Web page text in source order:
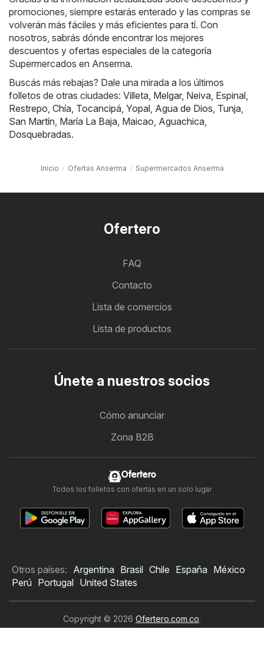
promociones, siempre estarás enterado y las compras se
volverán más fáciles y más eficientes para tí. Con
nosotros, sabrás dónde encontrar los mejores
descuentos y ofertas especiales de la categoría
Supermercados en Anserma.
Buscás más rebajas? Dale una mirada a los últimos
folletos de otras ciudades: Villeta Melgar, Neiva Espinal
Restrepo Chía Tocancipá Yopal Agua de Dios Tunja
San Martín María La Baja Maicao Aguachica
Dosquebradas.
Inicio Ofertas Anserma Supermercados Anserma
Ofertero
FAQ
Contacto
Lista de comercios
Lista de productos
Únete a nuestros socios
Cómo anunciar
Zona B2B
Ofertero
Todos los folletos con ofertas en un solo lugar
Otros países: Argentina Brasil Chile España México
Perú Portugal United States
Copyright © 2026 Ofertero.com.co.